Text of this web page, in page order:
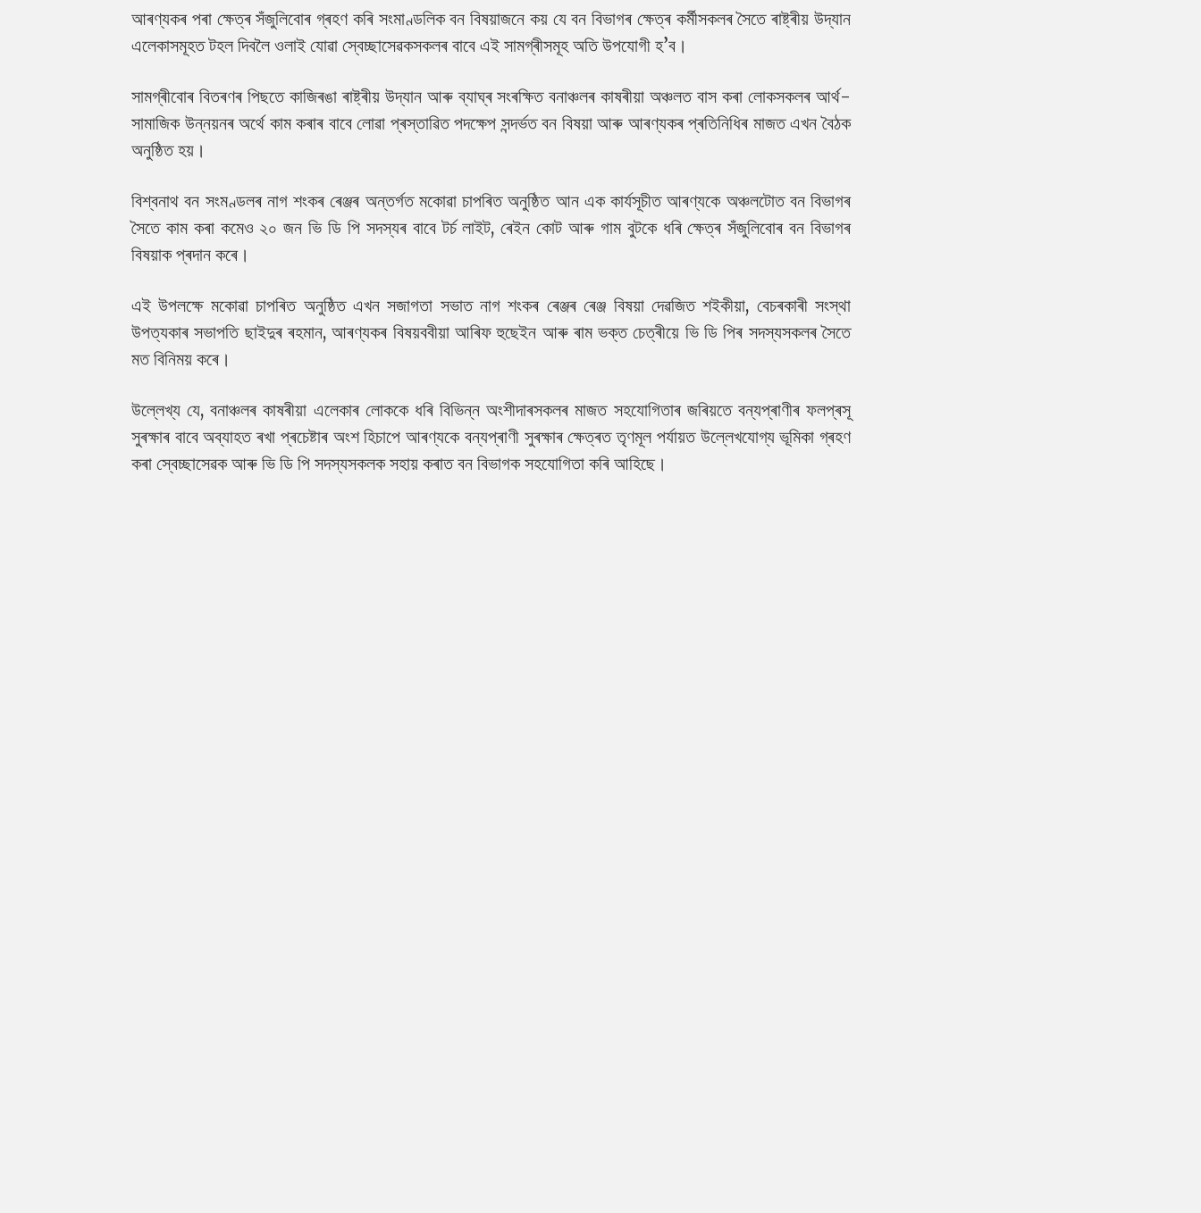
আৰণ্যকৰ পৰা ক্ষেত্ৰ সঁজুলিবোৰ গ্ৰহণ কৰি সংমাণ্ডলিক বন বিষয়াজনে কয় যে বন বিভাগৰ ক্ষেত্ৰ কৰ্মীসকলৰ সৈতে ৰাষ্ট্ৰীয় উদ্যান
এলেকাসমূহত টহল দিবলৈ ওলাই যোৱা স্বেচ্ছাসেৱকসকলৰ বাবে এই সামগ্ৰীসমূহ অতি উপযোগী হ’ব।
সামগ্ৰীবোৰ বিতৰণৰ পিছতে কাজিৰঙা ৰাষ্ট্ৰীয় উদ্যান আৰু ব্যাঘ্ৰ সংৰক্ষিত বনাঞ্চলৰ কাষৰীয়া অঞ্চলত বাস কৰা লোকসকলৰ আৰ্থ-
সামাজিক উন্নয়নৰ অৰ্থে কাম কৰাৰ বাবে লোৱা প্ৰস্তাৱিত পদক্ষেপ সন্দৰ্ভত বন বিষয়া আৰু আৰণ্যকৰ প্ৰতিনিধিৰ মাজত এখন বৈঠক
অনুষ্ঠিত হয়।
বিশ্বনাথ বন সংমণ্ডলৰ নাগ শংকৰ ৰেঞ্জৰ অন্তৰ্গত মকোৱা চাপৰিত অনুষ্ঠিত আন এক কাৰ্যসূচীত আৰণ্যকে অঞ্চলটোত বন বিভাগৰ
সৈতে কাম কৰা কমেও ২০ জন ভি ডি পি সদস্যৰ বাবে টৰ্চ লাইট, ৰেইন কোট আৰু গাম বুটকে ধৰি ক্ষেত্ৰ সঁজুলিবোৰ বন বিভাগৰ
বিষয়াক প্ৰদান কৰে।
এই উপলক্ষে মকোৱা চাপৰিত অনুষ্ঠিত এখন সজাগতা সভাত নাগ শংকৰ ৰেঞ্জৰ ৰেঞ্জ বিষয়া দেৱজিত শইকীয়া, বেচৰকাৰী সংস্থা
উপত্যকাৰ সভাপতি ছাইদুৰ ৰহমান, আৰণ্যকৰ বিষয়ববীয়া আৰিফ হুছেইন আৰু ৰাম ভক্ত চেত্ৰীয়ে ভি ডি পিৰ সদস্যসকলৰ সৈতে
মত বিনিময় কৰে।
উল্লেখ্য যে, বনাঞ্চলৰ কাষৰীয়া এলেকাৰ লোককে ধৰি বিভিন্ন অংশীদাৰসকলৰ মাজত সহযোগিতাৰ জৰিয়তে বন্যপ্ৰাণীৰ ফলপ্ৰসূ
সুৰক্ষাৰ বাবে অব্যাহত ৰখা প্ৰচেষ্টাৰ অংশ হিচাপে আৰণ্যকে বন্যপ্ৰাণী সুৰক্ষাৰ ক্ষেত্ৰত তৃণমূল পৰ্যায়ত উল্লেখযোগ্য ভূমিকা গ্ৰহণ
কৰা স্বেচ্ছাসেৱক আৰু ভি ডি পি সদস্যসকলক সহায় কৰাত বন বিভাগক সহযোগিতা কৰি আহিছে।